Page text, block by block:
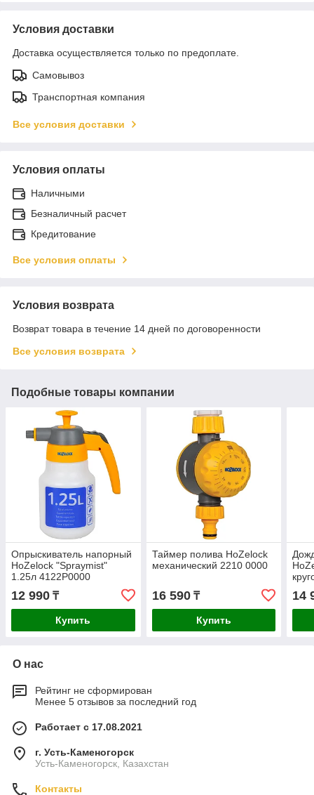
Условия доставки
Доставка осуществляется только по предоплате.
Самовывоз
Транспортная компания
Все условия доставки
Условия оплаты
Наличными
Безналичный расчет
Кредитование
Все условия оплаты
Условия возврата
Возврат товара в течение 14 дней по договоренности
Все условия возврата
Подобные товары компании
Опрыскиватель напорный
HoZelock "Spraymist"
1.25л 4122P0000
12 990 ₸
Купить
Таймер полива HoZelock
механический 2210 0000
16 590₸
Купить
14
О нас
Рейтинг не сформирован
Менее 5 отзывов за последний год
Работает с 17.08.2021
г. Усть-Каменогорск
Усть-Каменогорск, Казахстан
Контакты